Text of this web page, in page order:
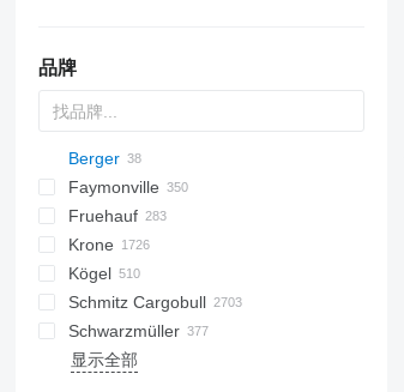
品牌
S44315CHC
OKA
OKHS
OKS
AS
PS
SFCL
HTS
Agriliner
Bulkliner
C-series
Jumboliner
Landliner
Optiliner
T-series
Berger
N-series
N31
SAPL
SAPL24
S-series
KIS
NN
TRB
2 series
3 series
4 series
5 series
6 series
E series
TSAA
ADR
BPDO
BPO
CCS
CHKS
CSS
CSD
Inogam
Tecnogam
SG
LVO
CT
FT
EF
Sliding
Stack
ADR
OPL
OPP
A-series
Logo
P-series
Z-series
TXA
L-series
T-series
EM
19
37
ZDK
Faymonville
MAX
Multi
SPZ
STBZ
STN
STZ
DHKA
DHKS
DTS
EDK
SDS
SZS
FLO
HW
Fruehauf
Oplegger
T-series
TF
TX
SGB
SPZ
STN
STPA
STZ
THP
GS
GA
DRO
GLT3
SB
NTG
STTM3N
SDS-H
HSA
99981
DO
TO
S-series
KLP
D-series
S-series
T-series
SKD
SKM
SP
GTS
K-series
CF
Krone
Mega Liner
Profi Liner
SD
SDC
LB
SB
SC
SKB
Kögel
S 24
SK
SN
0-2
0-3
O-3
LVFS
SR2
SBH
SGL
SK
LTF
LTP
SR
SBS
HTM
Eurolohr
TGA
MAX100
MAC
MNL
G-series
MHKS
MHPS
SA
SL
SD
MPG
MPS
MTS
AM
EURO
TRS
K-series
SPL
SVF
SMR
T-series
ONCR
EURO
MCO
OSD
S-series
EDK
OL
OGT
ET3
SXD
T-series
NPL
NS
NV
SBA
SCT
S-series
T669
C70
RHKS
RSBS
Premium
Euro
NS
ROC
Kaiser
Auriga
Formula
S-series
SP
Mega
S338
SR
R-series
EuroCombi
EuroCompact
FlatCombi
Schmitz Cargobull
KO
MEGA
Schwarzmüller
HKS
CS
SP
SGL
S-series
AM
TCH
4.SOU
F-series
KP
GL
LPRS
D 651
SP
SBT
FS
A-series
36
VO
LPRS
S 327
NJ
D-series
36
L-series
显示全部